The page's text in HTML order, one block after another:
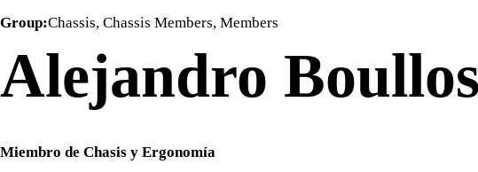
Group:Chassis, Chassis Members, Members
Alejandro
Miembro de Chasis y Ergonomía